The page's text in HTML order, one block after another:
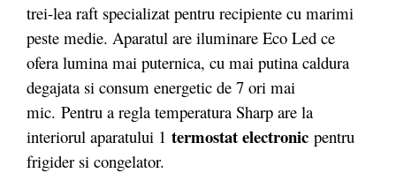
trei-lea raft specializat pentru recipiente cu marimi
peste medie. Aparatul are iluminare Eco Led ce
ofera lumina mai puternica, cu mai putina caldura
degajata si consum energetic de 7 ori mai
mic. Pentru a regla temperatura Sharp are la
interiorul aparatului 1 termostat electronic pentru
frigider si congelator.